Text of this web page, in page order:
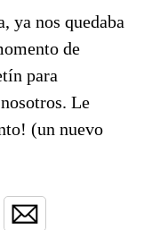
ya nos quedaba
de
para
Le
(un nuevo